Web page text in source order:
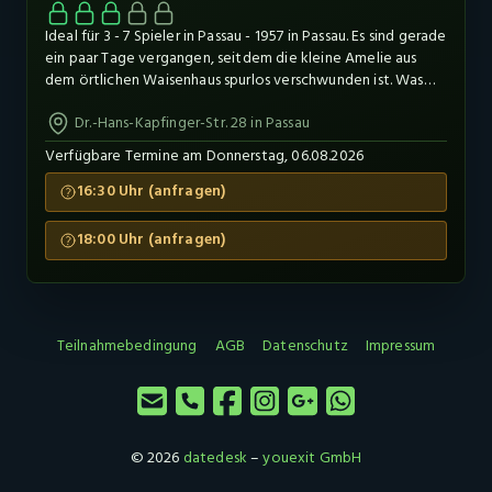
Ideal für 3 - 7 Spieler in Passau - 1957 in Passau. Es sind gerade
ein paar Tage vergangen, seitdem die kleine Amelie aus
dem örtlichen Waisenhaus spurlos verschwunden ist. Was
herausfinden. Begebt euch in das alte Waisenhaus und folgt
den Spuren von Amelie.
Dr.-Hans-Kapfinger-Str. 28 in Passau
Verfügbare Termine am Donnerstag, 06.08.2026
16:30 Uhr (anfragen)
18:00 Uhr (anfragen)
Teilnahmebedingung AGB Datenschutz Impressum
© 2026datedesk–youexit GmbH